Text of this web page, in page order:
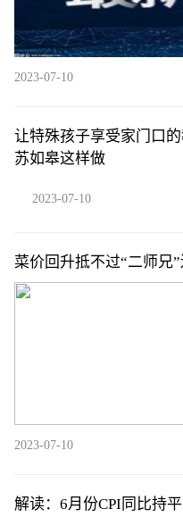
2023-07-10
让特殊孩子享受家门口
苏如皋这样做
2023-07-10
菜价回升抵不过“二师兄
2023-07-10
解读：6月份CPI同比持